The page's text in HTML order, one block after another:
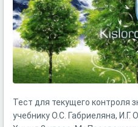
Тест для текущего контроля
учебнику О.С. Габриеляна,